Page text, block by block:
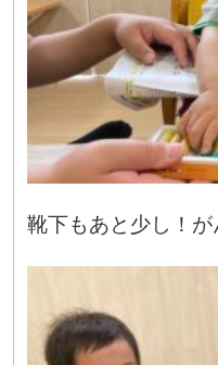
靴下もあと少し！が